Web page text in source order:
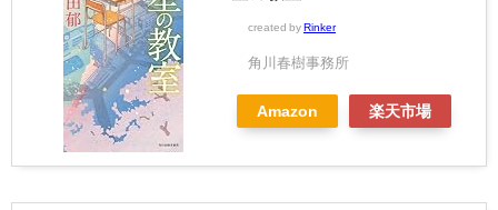
created by Rinker
角川春樹事務所
Amazon 楽天市場